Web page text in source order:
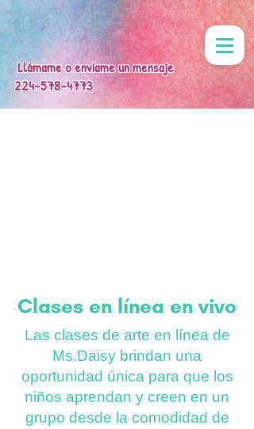
Llámame o envíame un mensaje
224-578-4773
Clases en línea en vivo
Las clases de arte en línea de
Ms.Daisy brindan una
oportunidad única para que los
niños aprendan y creen en un
grupo desde la comodidad de